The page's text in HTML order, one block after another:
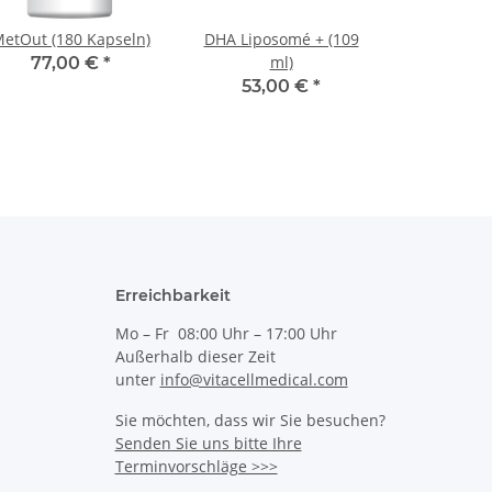
(180 Kapseln)
77,00 € *
DHA Liposomé + (109
ml)
53,00 € *
Erreichbarkeit
Mo – Fr 08:00 Uhr – 17:00 Uhr
Außerhalb dieser Zeit
unter info@vitacellmedical.com
Sie möchten, dass wir Sie besuchen?
Senden Sie uns bitte Ihre
Terminvorschläge >>>